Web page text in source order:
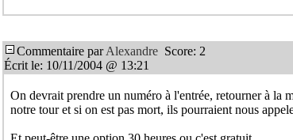
Commentaire parAlexandre Score: 2
Écrit le: 10/11/2004 @ 13:21
On devrait prendre un numéro à l'entrée, retourner à la
notre tour et si on est pas mort, ils pourraient nous